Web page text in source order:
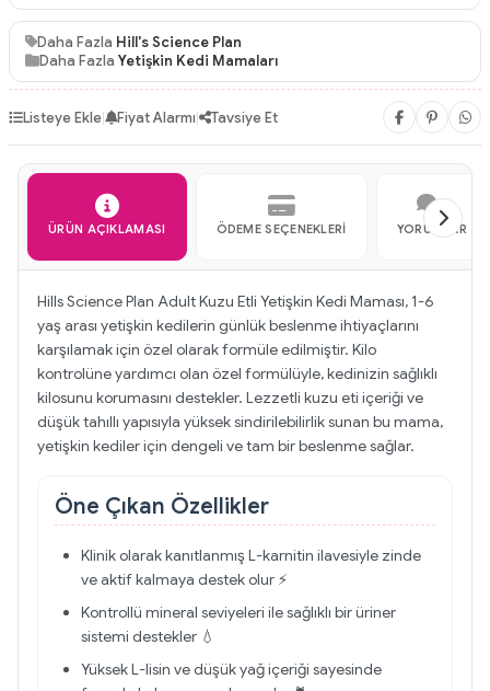
Daha Fazla Hill's Science Plan
Daha Fazla Yetişkin Kedi Mamaları
Listeye Ekle| Fiyat Alarmı| Tavsiye Et
ÜRÜN AÇIKLAMASI ÖDEME SEÇENEKLERI YORUMLAR
Hills Science Plan Adult Kuzu Etli Yetişkin Kedi Maması, 1-6
yaş arası yetişkin kedilerin günlük beslenme ihtiyaçlarını
karşılamak için özel olarak formüle edilmiştir. Kilo
kontrolüne yardımcı olan özel formülüyle, kedinizin sağlıklı
kilosunu korumasını destekler. Lezzetli kuzu eti içeriği ve
düşük tahıllı yapısıyla yüksek sindirilebilirlik sunan bu mama,
yetişkin kediler için dengeli ve tam bir beslenme sağlar.
Öne Çıkan Özellikler
Klinik olarak kanıtlanmış L-karnitin ilavesiyle zinde
ve aktif kalmaya destek olur ⚡
Kontrollü mineral seviyeleri ile sağlıklı bir üriner
sistemi destekler 💧
Yüksek L-lisin ve düşük yağ içeriği sayesinde